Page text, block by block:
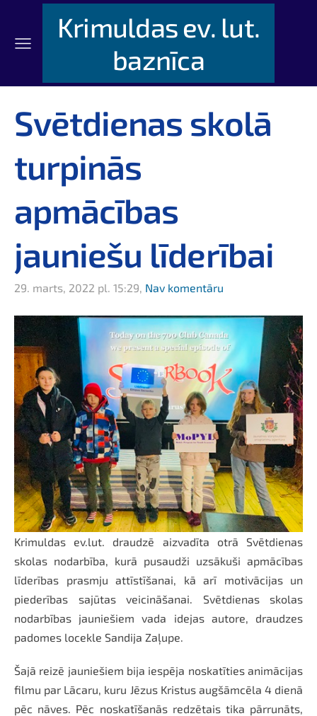
Krimuldas ev. lut.
baznīca
Svētdienas skolā
turpinās
apmācības
jauniešu līderībai
29. marts, 2022 pl. 15:29, Nav komentāru
Krimuldas ev.lut. draudzē aizvadīta otrā Svētdienas
skolas nodarbība, kurā pusaudži uzsākuši apmācības
līderības prasmju attīstīšanai, kā arī motivācijas un
piederības sajūtas veicināšanai. Svētdienas skolas
nodarbības jauniešiem vada idejas autore, draudzes
padomes locekle Sandija Zaļupe.
Šajā reizē jauniešiem bija iespēja noskatīties animācijas
filmu par Lācaru, kuru Jēzus Kristus augšāmcēla 4 dienā
pēc nāves. Pēc noskatīšanās redzētais tika pārrunāts,